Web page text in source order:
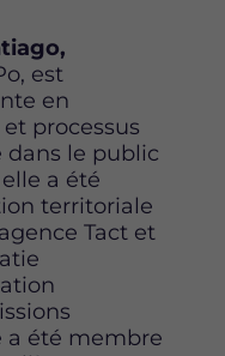
est
en
processus
dans le public
a été
territoriale
Tact et
a été membre